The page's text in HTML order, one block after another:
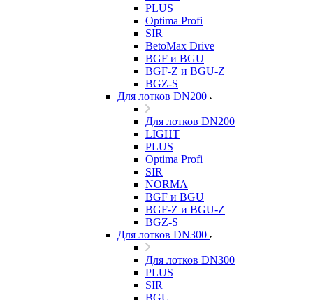
PLUS
Optima Profi
SIR
BetoMax Drive
BGF и BGU
BGF-Z и BGU-Z
BGZ-S
Для лотков DN200
Для лотков DN200
LIGHT
PLUS
Optima Profi
SIR
NORMA
BGF и BGU
BGF-Z и BGU-Z
BGZ-S
Для лотков DN300
Для лотков DN300
PLUS
SIR
BGU